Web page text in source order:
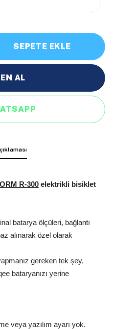
SEPETE EKLE
AL
R-300 elektrikli bisiklet
batarya ölçüleri, bağlantı
alınarak özel olarak
gereken tek şey,
bataryanızı yerine
veya yazılım ayarı yok.